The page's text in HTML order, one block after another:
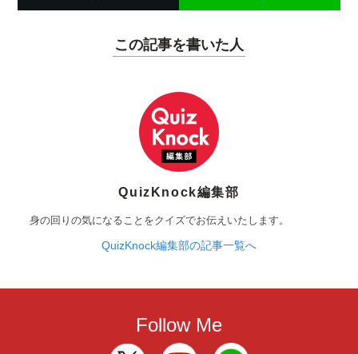
この記事を書いた人
QuizKnock編集部
身の回りの気になることをクイズでお伝えいたします。
QuizKnock編集部の記事一覧へ
Follow Me